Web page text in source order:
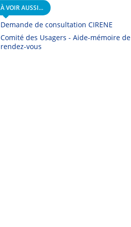
À VOIR AUSSI...
Demande de consultation CIRENE
Comité des Usagers - Aide-mémoire de
rendez-vous